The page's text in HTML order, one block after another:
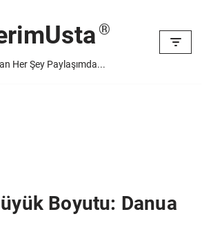
Her Şey Paylaşımda...
Boyutu: Danua